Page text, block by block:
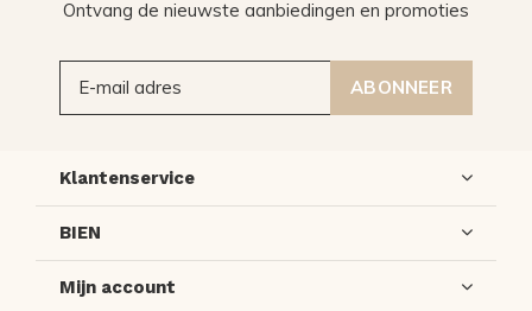
Ontvang de nieuwste aanbiedingen en promoties
ABONNEER
Klantenservice
BIEN
Mijn account